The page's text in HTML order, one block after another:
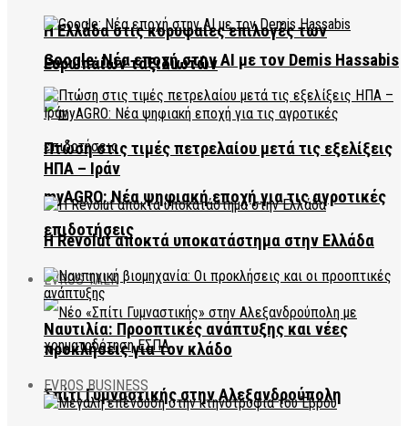
Η Ελλάδα στις κορυφαίες επιλογές των
Ευρωπαίων ταξιδιωτών
myAGRO: Νέα ψηφιακή εποχή για τις αγροτικές
επιδοτήσεις
EVROS TALK
Σπίτι Γυμναστικής στην Αλεξανδρούπολη
Google: Νέα εποχή στην AI με τον Demis Hassabis
Πτώση στις τιμές πετρελαίου μετά τις εξελίξεις
ΗΠΑ – Ιράν
Η Revolut αποκτά υποκατάστημα στην Ελλάδα
Ναυτιλία: Προοπτικές ανάπτυξης και νέες
προκλήσεις για τον κλάδο
EVROS BUSINESS